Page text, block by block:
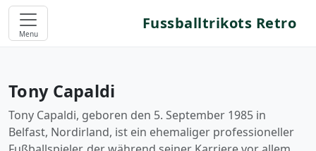
Menu
Fussballtrikots Retro
Tony Capaldi
Tony Capaldi, geboren den 5. September 1985 in
Belfast, Nordirland, ist ein ehemaliger professioneller